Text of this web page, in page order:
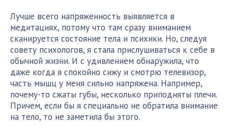
Лучше всего напряженность выявляется в
медитациях, потому что там сразу вниманием
сканируется состояние тела и психики. Но, следуя
совету психологов, я стала прислушиваться к себе в
обычной жизни. И с удивлением обнаружила, что
даже когда я спокойно сижу и смотрю телевизор,
часть мышц у меня сильно напряжена. Например,
почему-то сжаты губы, несколько приподняты плечи.
Причем, если бы я специально не обратила внимание
на тело, то не заметила бы этого.